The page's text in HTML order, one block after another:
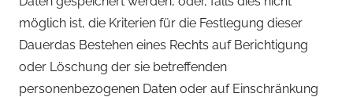
möglich ist, die Kriterien für die Festlegung dieser
Dauerdas Bestehen eines Rechts auf Berichtigung
oder Löschung der sie betreffenden
personenbezogenen Daten oder auf Einschränkung